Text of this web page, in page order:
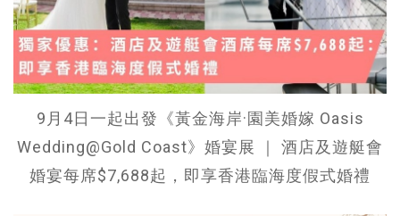
9月4日一起出發《黃金海岸·園美婚嫁 Oasis
Wedding@Gold Coast》婚宴展 ｜ 酒店及遊艇會
婚宴每席$7,688起，即享香港臨海度假式婚禮